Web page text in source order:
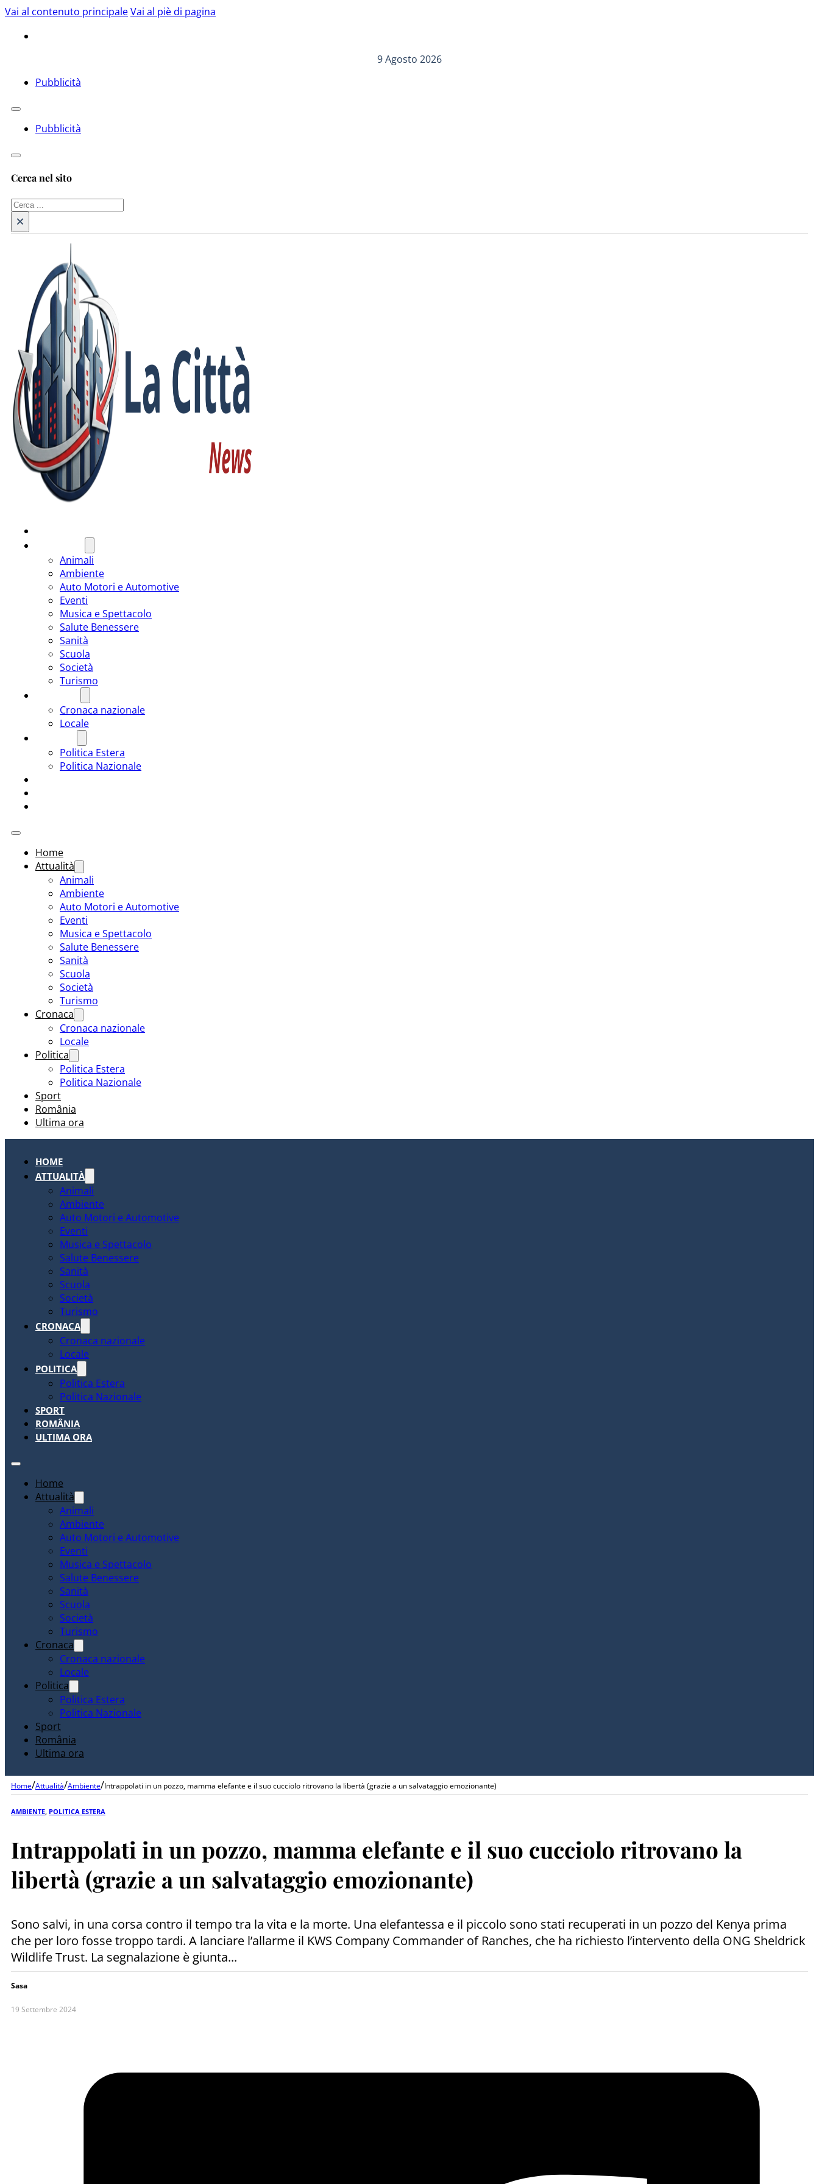
Vai al contenuto principaleVai al piè di pagina
9 Agosto 2026
Pubblicità
Pubblicità
Cerca nel sito
Cerca
×
Animali
Ambiente
Auto Motori e Automotive
Eventi
Musica e Spettacolo
Salute Benessere
Sanità
Scuola
Società
Turismo
Cronaca nazionale
Locale
Politica Estera
Politica Nazionale
Home
Attualità
Animali
Ambiente
Auto Motori e Automotive
Eventi
Musica e Spettacolo
Salute Benessere
Sanità
Scuola
Società
Turismo
Cronaca
Cronaca nazionale
Locale
Politica
Politica Estera
Politica Nazionale
Sport
România
Ultima ora
HOME
ATTUALITÀ
Animali
Ambiente
Auto Motori e Automotive
Eventi
Musica e Spettacolo
Salute Benessere
Sanità
Scuola
Società
Turismo
CRONACA
Cronaca nazionale
Locale
POLITICA
Politica Estera
Politica Nazionale
SPORT
ROMÂNIA
ULTIMA ORA
Home
Attualità
Animali
Ambiente
Auto Motori e Automotive
Eventi
Musica e Spettacolo
Salute Benessere
Sanità
Scuola
Società
Turismo
Cronaca
Cronaca nazionale
Locale
Politica
Politica Estera
Politica Nazionale
Sport
România
Ultima ora
Home/Attualità/Ambiente/Intrappolati in un pozzo, mamma elefante e il suo cucciolo ritrovano la libertà (grazie a un salvataggio emozionante)
AMBIENTE POLITICA ESTERA
Intrappolati in un pozzo, mamma elefante e il suo cucciolo ritrovano la
libertà (grazie a un salvataggio emozionante)
Sono salvi, in una corsa contro il tempo tra la vita e la morte. Una elefantessa e il piccolo sono stati recuperati in un pozzo del Kenya prima
che per loro fosse troppo tardi. A lanciare l’allarme il KWS Company Commander of Ranches, che ha richiesto l’intervento della ONG Sheldrick
Wildlife Trust. La segnalazione è giunta...
Sasa
19 Settembre 2024